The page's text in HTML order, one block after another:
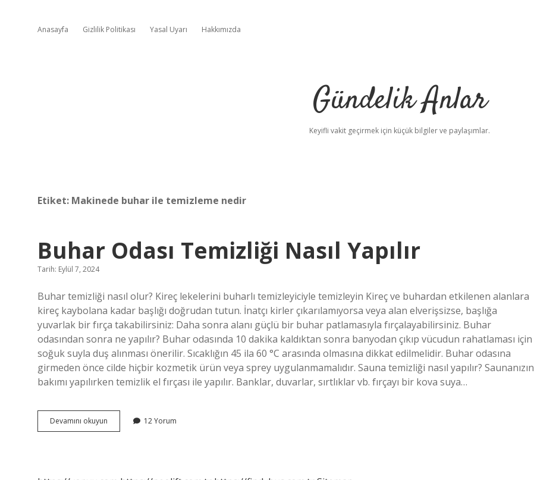
Anasayfa Gizlilik Politikası Yasal Uyarı Hakkımızda
Gündelik Anlar
Keyifli vakit geçirmek için küçük bilgiler ve paylaşımlar.
Etiket: Makinede buhar ile temizleme nedir
Buhar Odası Temizliği Nasıl Yapılır
Tarih: Eylül 7, 2024
Buhar temizliği nasıl olur? Kireç lekelerini buharlı temizleyiciyle temizleyin Kireç ve buhardan etkilenen alanlara
kireç kaybolana kadar başlığı doğrudan tutun. İnatçı kirler çıkarılamıyorsa veya alan elverişsizse, başlığa
yuvarlak bir fırça takabilirsiniz: Daha sonra alanı güçlü bir buhar patlamasıyla fırçalayabilirsiniz. Buhar
odasından sonra ne yapılır? Buhar odasında 10 dakika kaldıktan sonra banyodan çıkıp vücudun rahatlaması için
soğuk suyla duş alınması önerilir. Sıcaklığın 45 ila 60 °C arasında olmasına dikkat edilmelidir. Buhar odasına
girmeden önce cilde hiçbir kozmetik ürün veya sprey uygulanmamalıdır. Sauna temizliği nasıl yapılır? Saunanızın
bakımı yapılırken temizlik el fırçası ile yapılır. Banklar, duvarlar, sırtlıklar vb. fırçayı bir kova suya…
Devamını okuyun
Odası
12 Yorum